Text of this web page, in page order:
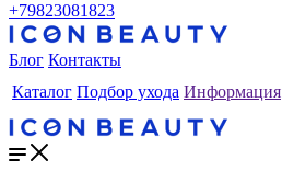
+79823081823
Блог Контакты
Каталог Подбор ухода Информация